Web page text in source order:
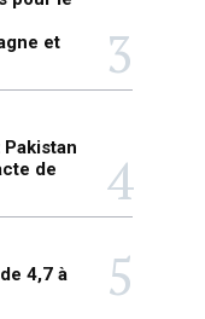
et
de
4,7 à